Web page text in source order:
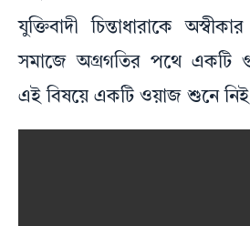
যুক্তিবাদী চিন্তাধারাকে
সমাজে অগ্রগতির পথে একটি
এই বিষয়ে একটি ওয়াজ শুনে